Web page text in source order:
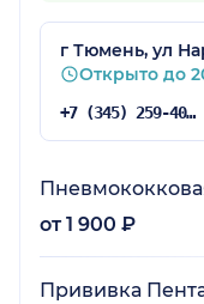
г Тюмень, ул
Открыто до
+7 (345) 259-40-00
от 1 900 ₽
Прививка